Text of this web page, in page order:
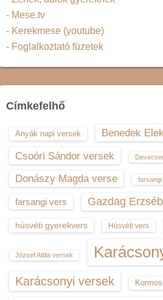
- Mese.tv
- Kerekmese (youtube)
- Foglalkoztató füzetek
Címkefelhő
Anyák napi versek
Benedek
Csoóri Sándor versek
Donászy Magda verse
farsangi vers Gazdag
húsvéti gyerekvers Húsvéti vers
József Attila versek
Karácsonyi versek